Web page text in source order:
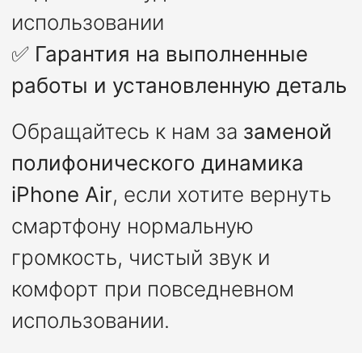
использовании
✅ Гарантия на выполненные
работы и установленную деталь
Обращайтесь к нам за заменой
полифонического динамика
iPhone Air, если хотите вернуть
смартфону нормальную
громкость, чистый звук и
комфорт при повседневном
использовании.